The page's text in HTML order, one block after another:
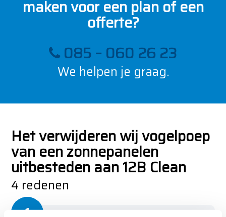
maken voor een plan of een
offerte?
085 – 060 26 23
We helpen je graag.
Het verwijderen wij vogelpoep
van een zonnepanelen
uitbesteden aan 12B Clean
4 redenen